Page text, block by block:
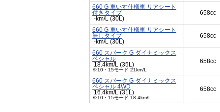
660 G 車いす仕様車 リアシート
付きタイプ
-km/L (30L)
658cc
660 G 車いす仕様車 リアシート
無しタイプ
-km/L (30L)
658cc
660 スパーク G ダイナミックス
ペシャル
18.4km/L (35L)
※10・15モード 21km/L
658cc
660 スパーク G ダイナミックス
ペシャル 4WD
16.4km/L (31L)
※10・15モード 18.4km/L
658cc